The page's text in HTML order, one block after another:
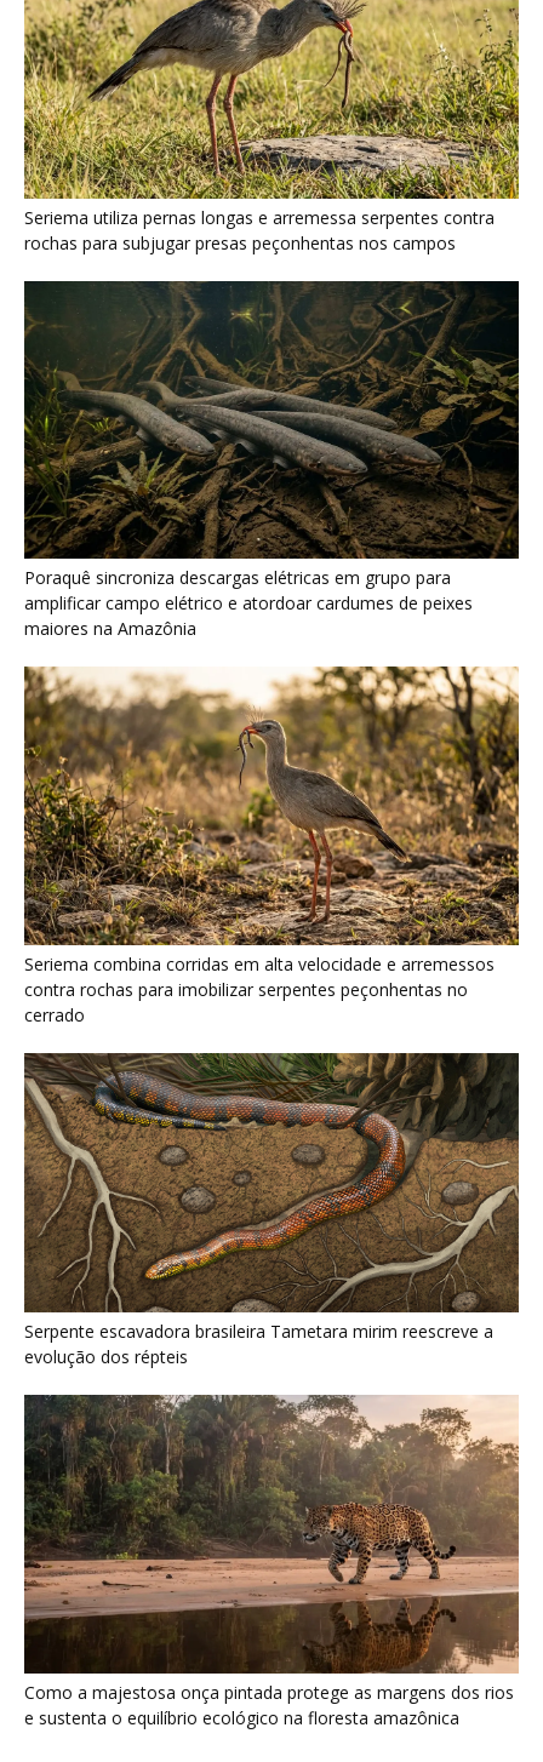
Poraquê sincroniza descargas elétricas em grupo para
amplificar campo elétrico e atordoar cardumes de peixes
maiores na Amazônia
Seriema combina corridas em alta velocidade e arremessos
contra rochas para imobilizar serpentes peçonhentas no
cerrado
Serpente escavadora brasileira Tametara mirim reescreve a
evolução dos répteis
Como a majestosa onça pintada protege as margens dos rios
e sustenta o equilíbrio ecológico na floresta amazônica
Últimas noticias
Jacamim usa vocalização grave que
atravessa o sub-bosque e mantém o...
5 de agosto de 2026
Peixe-boi-amazônico usa lábios preênseis
para arrancar plantas e troca dentes durante...
5 de agosto de 2026